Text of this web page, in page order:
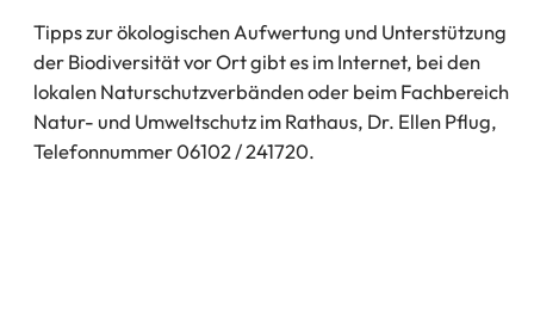
Tipps zur ökologischen Aufwertung und Unterstützung
der Biodiversität vor Ort gibt es im Internet, bei den
lokalen Naturschutzverbänden oder beim Fachbereich
Natur- und Umweltschutz im Rathaus, Dr. Ellen Pflug,
Telefonnummer 06102 / 241720.